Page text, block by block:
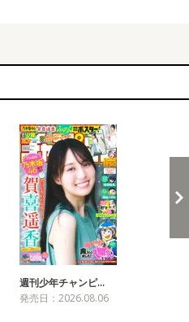
週刊少年チャンピ…
発売日：2026.08.06